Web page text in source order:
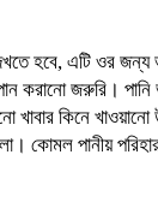
হবে, এটি ওর জন্য
করানো জরুরি।
কিনে খাওয়ানো
কোমল পানীয়